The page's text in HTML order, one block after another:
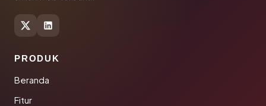
PRODUK
Beranda
Fitur